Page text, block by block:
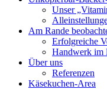
Unser
Am Rande
Erfolgreiche
Handwerk im
Über uns
Referenzen
Käsekuchen-Area